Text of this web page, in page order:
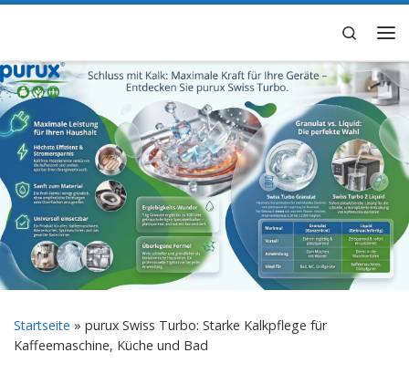
Search
Startseite » purux Swiss Turbo: Starke Kalkpflege für
Kaffeemaschine, Küche und Bad